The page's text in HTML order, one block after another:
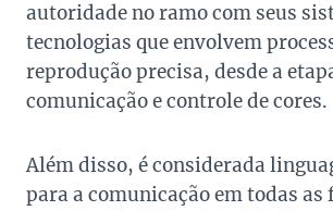
autoridade no ramo com seus
tecnologias que envolvem
reprodução precisa, desde a
comunicação e controle de cores.
Além disso, é considerada
para a comunicação em todas as